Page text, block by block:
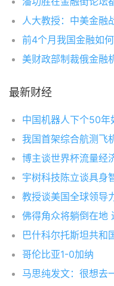
人大教授：中美金融
前4个月我国金融如
美财政部制裁俄金融
最新财经
中国机器人下个50年
我国首架综合航测飞
博主谈世界杯流量经
宇树科技陈立谈具身
教授谈美国全球领导
佛得角众将躺倒在地
巴什科尔托斯坦共和
哥伦比亚1-0加纳
马思纯发文：很想去